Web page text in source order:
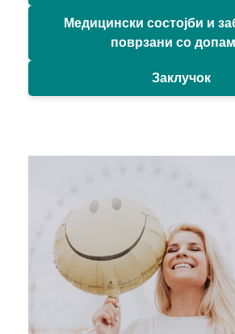
Медицински состојби и
поврзани со
Заклучок